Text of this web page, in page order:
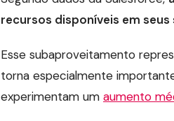
recursos disponíveis em seus
Esse subaproveitamento
torna especialmente
experimentam um aumento